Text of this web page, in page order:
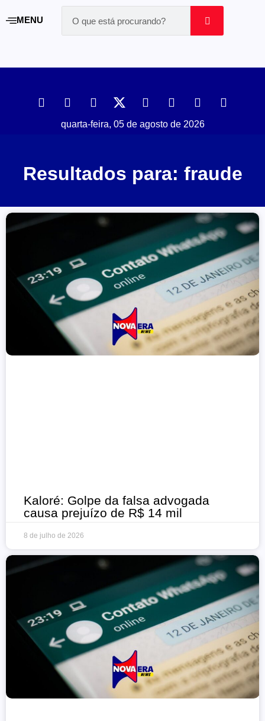
MENU
quarta-feira, 05 de agosto de 2026
Resultados para: fraude
Kaloré: Golpe da falsa advogada
causa prejuízo de R$ 14 mil
8 de julho de 2026